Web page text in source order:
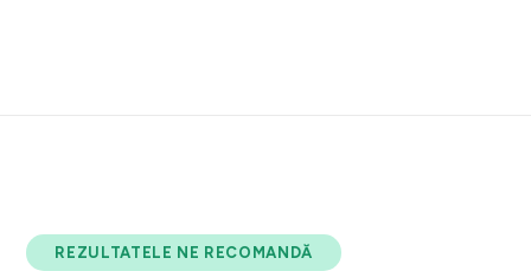
REZULTATELE NE RECOMANDĂ